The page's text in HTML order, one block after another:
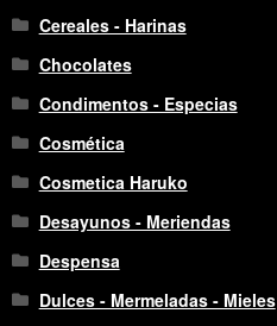
Cereales - Harinas
Chocolates
Condimentos - Especias
Cosmética
Cosmetica Haruko
Desayunos - Meriendas
Despensa
Dulces - Mermeladas - Mieles